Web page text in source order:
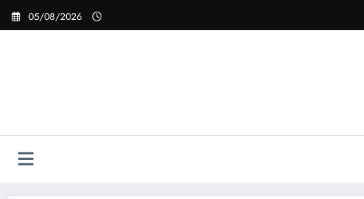
Pular
para
05/08/2026